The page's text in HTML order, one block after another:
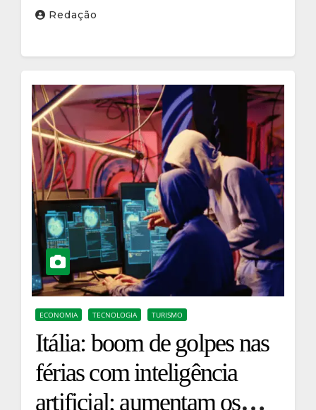
Redação
ECONOMIA TECNOLOGIA TURISMO
Itália: boom de golpes nas
férias com inteligência
artificial; aumentam os